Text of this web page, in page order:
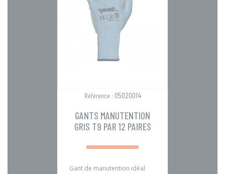
Référence : 05020014
GANTS MANUTENTION
GRIS T9 PAR 12 PAIRES
Gant de manutention idéal